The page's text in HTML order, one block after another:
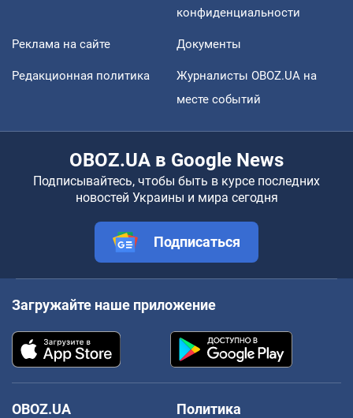
конфиденциальности
Реклама на сайте Документы
Редакционная политика
Журналисты OBOZ.UA на
месте событий
OBOZ.UA в Google News
Подписывайтесь, чтобы быть в курсе последних
новостей Украины и мира сегодня
Подписаться
Загружайте наше приложение
OBOZ.UA
Политика